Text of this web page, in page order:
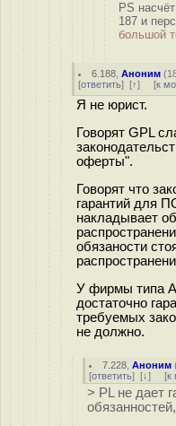
PS
187 и
большой
6.188 ,Аноним (
[ответить] [↑] [к
Я не юрист.
Говорят GPL
оферты".
Говорят что
гарантий для
накладывает
обязаности
У фирмы типа
достаточно
требуемых
не должно.
7.228 ,Аноним
[ответить] [↓] [к
> PL не дает
обязанностей,